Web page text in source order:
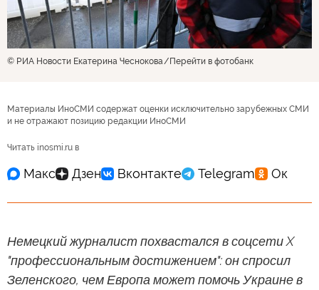
© РИА Новости Екатерина Чеснокова Перейти в фотобанк
Материалы ИноСМИ содержат оценки исключительно зарубежных СМИ
и не отражают позицию редакции ИноСМИ
Читать inosmi.ru в
Немецкий журналист похвастался в соцсети X
"профессиональным достижением": он спросил
Зеленского, чем Европа может помочь Украине в